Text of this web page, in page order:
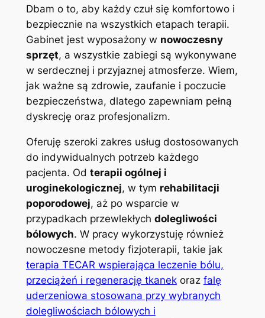
Dbam o to, aby każdy czuł się komfortowo i
bezpiecznie na wszystkich etapach terapii.
Gabinet jest wyposażony w nowoczesny
sprzęt, a wszystkie zabiegi są wykonywane
w serdecznej i przyjaznej atmosferze. Wiem,
jak ważne są zdrowie, zaufanie i poczucie
bezpieczeństwa, dlatego zapewniam pełną
dyskrecję oraz profesjonalizm.
Oferuję szeroki zakres usług dostosowanych
do indywidualnych potrzeb każdego
pacjenta. Od terapii ogólnej i
uroginekologicznej, w tym rehabilitacji
poporodowej, aż po wsparcie w
przypadkach przewlekłych dolegliwości
bólowych. W pracy wykorzystuję również
nowoczesne metody fizjoterapii, takie jak
terapia TECAR wspierająca leczenie bólu,
przeciążeń i regenerację tkanekoraz falę
uderzeniowa stosowana przy wybranych
dolegliwościach bólowych i